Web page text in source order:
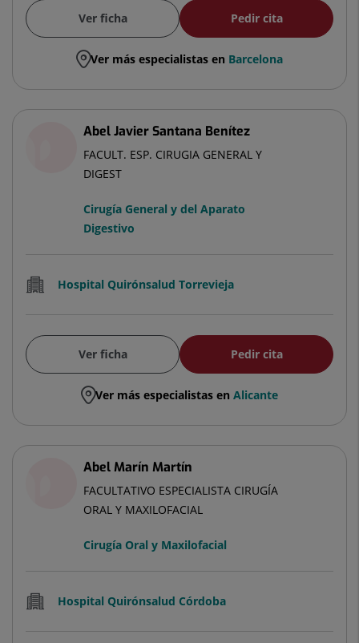
Ver ficha Pedir cita
Ver más especialistas en Barcelona
Abel Javier Santana Benítez
FACULT. ESP. CIRUGIA GENERAL Y
DIGEST
Cirugía General y del Aparato
Digestivo
Hospital Quirónsalud Torrevieja
Ver ficha Pedir cita
Ver más especialistas en Alicante
Abel Marín Martín
FACULTATIVO ESPECIALISTA CIRUGÍA
ORAL Y MAXILOFACIAL
Cirugía Oral y Maxilofacial
Hospital Quirónsalud Córdoba